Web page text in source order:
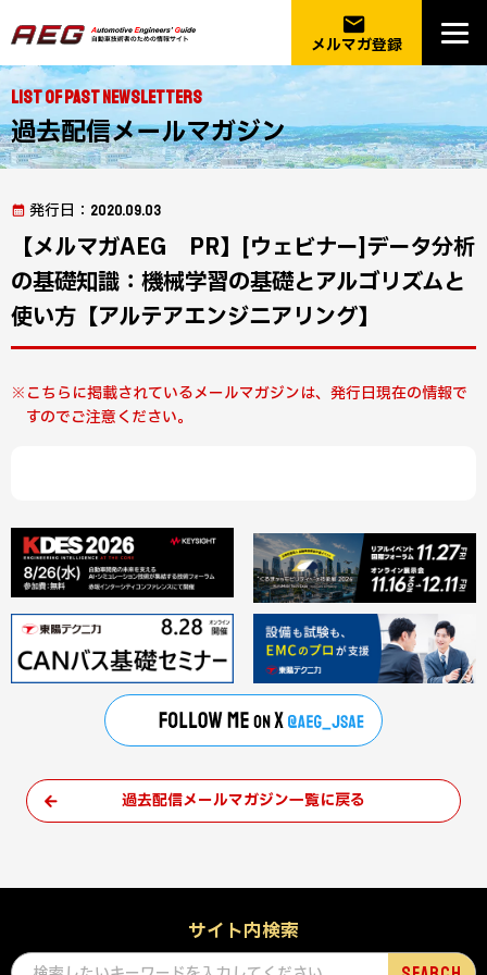
email
メルマガ登録
List of Past Newsletters
過去配信メールマガジン
発行日 ：2020.09.03
【メルマガAEG PR】[ウェビナー]データ分析
の基礎知識：機械学習の基礎とアルゴリズムと
使い方【アルテアエンジニアリング】
こちらに掲載されているメールマガジンは、発行日現在の情報で
すのでご注意ください。
過去配信メールマガジン一覧に戻る
サイト内検索